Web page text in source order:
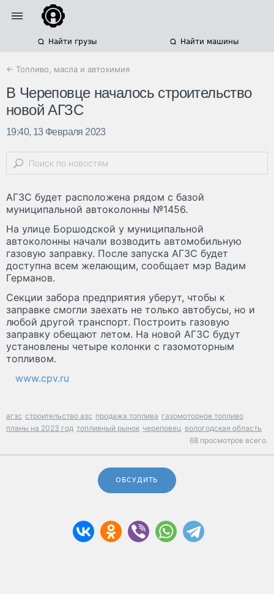
Найти грузы Найти машины
← Топливо, масла и автохимия
В Череповце началось строительство
новой АГЗС
19:40, 13 Февраля 2023
АГЗС будет расположена рядом с базой
муниципальной автоколонны №1456.
На улице Боршодской у муниципальной
автоколонны начали возводить автомобильную
газовую заправку. После запуска АГЗС будет
доступна всем желающим, сообщает мэр Вадим
Германов.
Секции забора предприятия уберут, чтобы к
заправке смогли заехать не только автобусы, но и
любой другой транспорт. Построить газовую
заправку обещают летом. На новой АГЗС будут
установлены четыре колонки с газомоторным
топливом.
www.cpv.ru
агзс строительство азс продажа топлива газомоторное топливо
планы на 2023 год топливный рынок череповец вологодская область
68 просмотров всего.
ОБСУДИТЬ